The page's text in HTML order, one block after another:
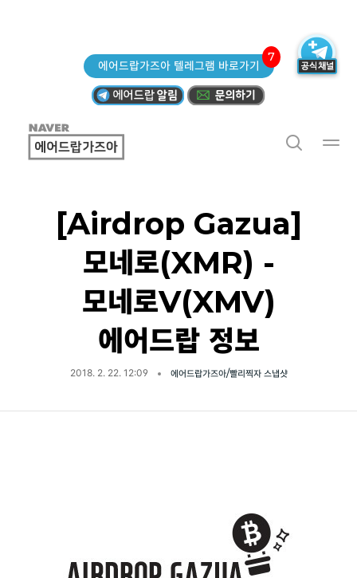
에어드랍가즈아 텔레그램 바로가기
7
[Airdrop Gazua]
모네로(XMR) -
모네로V(XMV)
에어드랍 정보
2018. 2. 22. 12:09 에어드랍가즈아/빨리찍자 스냅샷